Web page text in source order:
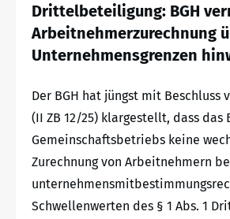
Drittelbeteiligung: BGH
Arbeitnehmerzurechnung
Unternehmensgrenzen
Der BGH hat jüngst mit Beschluss
(II ZB 12/25) klargestellt, dass das
Gemeinschaftsbetriebs keine
Zurechnung von Arbeitnehmern
Schwellenwerten des § 1 Abs. 1